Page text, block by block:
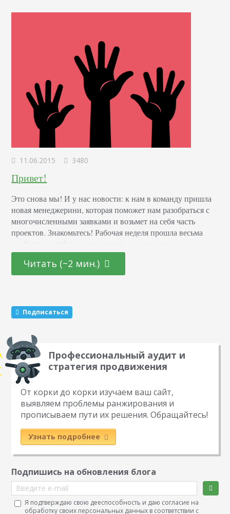
11.06.2015 3480
Привет!
Это снова мы! И у нас новости: к нам в команду пришла
новая менеджерини, которая поможет нам разобраться с
многочисленными заявками и возьмет на себя часть
проектов. Знакомьтесь! Рабочая неделя прошла весьма
необычно, особенно если учесть, что для меня она в
общем-то первая в студии. Не может не радовать
неформальная обстановка и общение в коллективе. Ребят,
спасибо всем, кто приложил…
Читать (~2 мин.)
Подписаться
Профессиональный аудит и
стратегия продвижения
От корки до корки изучаем ваш сайт,
выявляем проблемы ранжирования и
прописываем пути их решения. Обращайтесь!
Узнать подробнее
Подпишись на обновления блога
Введите e-mail
Я подтверждаю свою дееспособность и даю согласие на
обработку своих персональных данных в соответствии с